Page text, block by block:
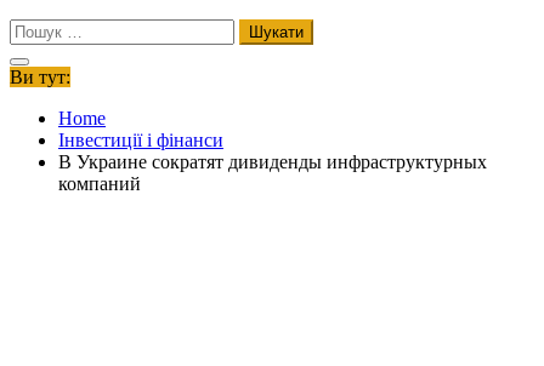
Пошук:
Ви тут:
Home
Інвестиції і фінанси
В Украине сократят дивиденды инфраструктурных
компаний